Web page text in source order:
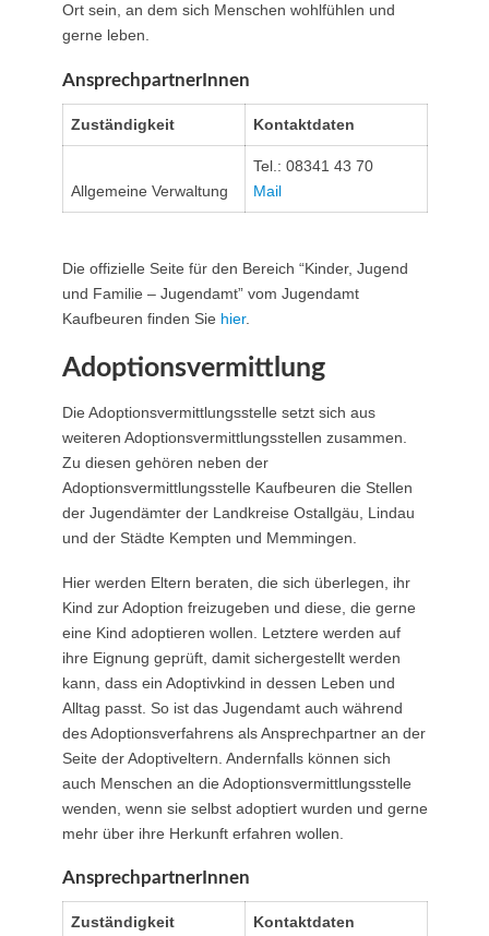
Ort sein, an dem sich Menschen wohlfühlen und
gerne leben.
AnsprechpartnerInnen
Zuständigkeit Kontaktdaten
Allgemeine Verwaltung
Tel.: 08341 43 70
Mail
Die offizielle Seite für den Bereich “Kinder, Jugend
und Familie – Jugendamt” vom Jugendamt
Kaufbeuren finden Sie hier.
Adoptionsvermittlung
Die Adoptionsvermittlungsstelle setzt sich aus
weiteren Adoptionsvermittlungsstellen zusammen.
Zu diesen gehören neben der
Adoptionsvermittlungsstelle Kaufbeuren die Stellen
der Jugendämter der Landkreise Ostallgäu, Lindau
und der Städte Kempten und Memmingen.
Hier werden Eltern beraten, die sich überlegen, ihr
Kind zur Adoption freizugeben und diese, die gerne
eine Kind adoptieren wollen. Letztere werden auf
ihre Eignung geprüft, damit sichergestellt werden
kann, dass ein Adoptivkind in dessen Leben und
Alltag passt. So ist das Jugendamt auch während
des Adoptionsverfahrens als Ansprechpartner an der
Seite der Adoptiveltern. Andernfalls können sich
auch Menschen an die Adoptionsvermittlungsstelle
wenden, wenn sie selbst adoptiert wurden und gerne
mehr über ihre Herkunft erfahren wollen.
AnsprechpartnerInnen
Zuständigkeit Kontaktdaten